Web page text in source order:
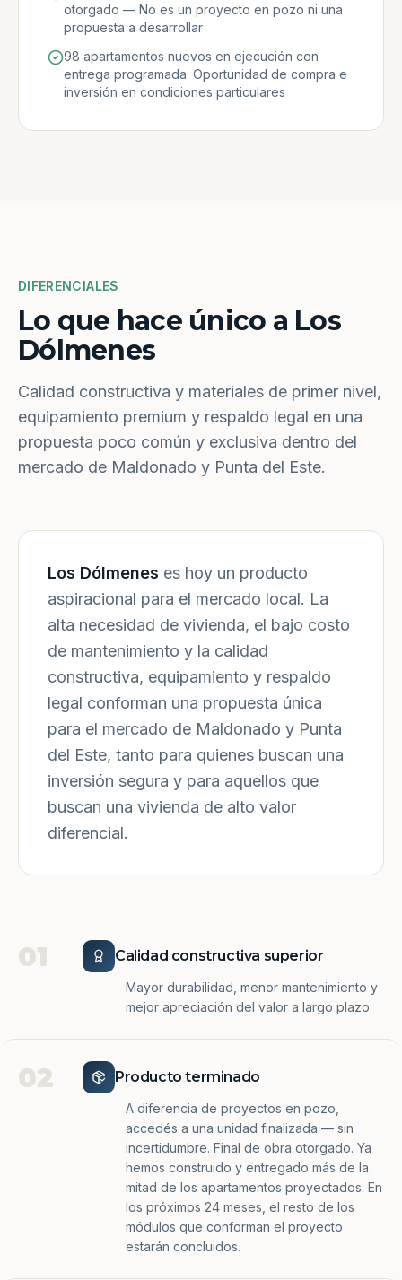
otorgado — No es un proyecto en pozo ni una
propuesta a desarrollar
98 apartamentos nuevos en ejecución con
entrega programada. Oportunidad de compra e
inversión en condiciones particulares
DIFERENCIALES
Lo que hace único a Los
Dólmenes
Calidad constructiva y materiales de primer nivel,
equipamiento premium y respaldo legal en una
propuesta poco común y exclusiva dentro del
mercado de Maldonado y Punta del Este.
Los Dólmenes es hoy un producto
aspiracional para el mercado local. La
alta necesidad de vivienda, el bajo costo
de mantenimiento y la calidad
constructiva, equipamiento y respaldo
legal conforman una propuesta única
para el mercado de Maldonado y Punta
del Este, tanto para quienes buscan una
inversión segura y para aquellos que
buscan una vivienda de alto valor
diferencial.
01 Calidad constructiva superior
Mayor durabilidad, menor mantenimiento y
mejor apreciación del valor a largo plazo.
02 Producto terminado
A diferencia de proyectos en pozo,
accedés a una unidad finalizada — sin
incertidumbre. Final de obra otorgado. Ya
hemos construido y entregado más de la
mitad de los apartamentos proyectados. En
los próximos 24 meses, el resto de los
módulos que conforman el proyecto
estarán concluidos.